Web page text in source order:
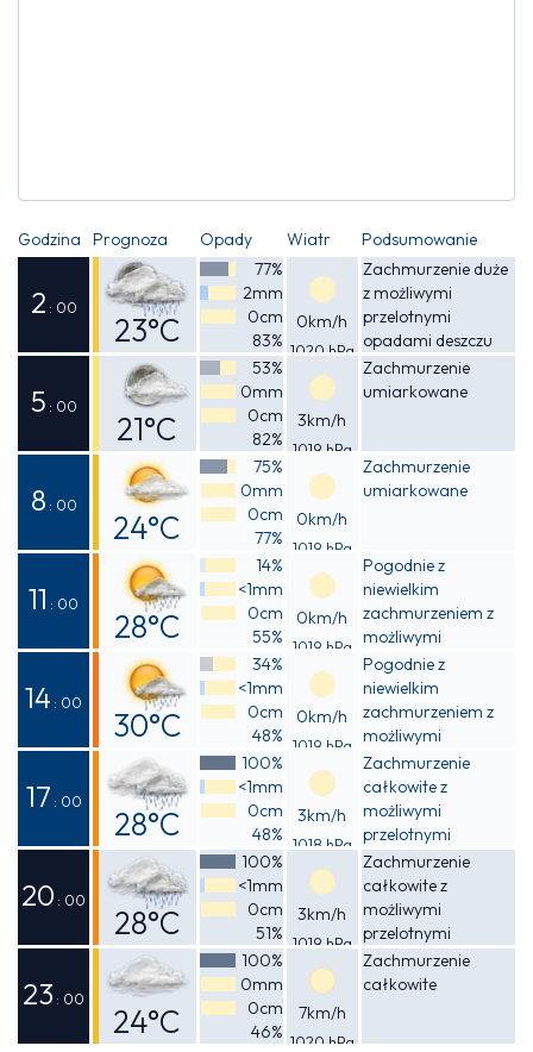
Godzina Prognoza Opady Wiatr Podsumowanie
2 : 00
23°C
Odczuwalna
24°C
77%
2mm
0cm
83%
0km/h
1020 hPa
Zachmurzenie duże
z możliwymi
przelotnymi
opadami deszczu
5 : 00
21°C
Odczuwalna
21°C
53%
0mm
0cm
82%
3km/h
1019 hPa
Zachmurzenie
umiarkowane
8 : 00
24°C
Odczuwalna
25°C
75%
0mm
0cm
77%
0km/h
1019 hPa
Zachmurzenie
umiarkowane
11 : 00
28°C
Odczuwalna
29°C
14%
<1mm
0cm
55%
0km/h
1019 hPa
Pogodnie z
niewielkim
zachmurzeniem z
możliwymi
przelotnymi
opadami deszczu
14 : 00
30°C
Odczuwalna
30°C
34%
<1mm
0cm
48%
0km/h
1019 hPa
Pogodnie z
niewielkim
zachmurzeniem z
możliwymi
przelotnymi
opadami deszczu
17 : 00
28°C
Odczuwalna
28°C
100%
<1mm
0cm
48%
3km/h
1018 hPa
Zachmurzenie
całkowite z
możliwymi
przelotnymi
opadami deszczu
20 : 00
28°C
Odczuwalna
28°C
100%
<1mm
0cm
51%
3km/h
1019 hPa
Zachmurzenie
całkowite z
możliwymi
przelotnymi
opadami deszczu
23 : 00
24°C
100%
0mm
0cm
46%
7km/h
1020 hPa
Zachmurzenie
całkowite